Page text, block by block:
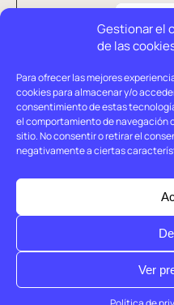
Gestionar el
de las
Para ofrecer las mejores
cookies para almacenar y/o
consentimiento de estas
el comportamiento de navegación
sitio. No consentir o retirar el
negativamente a ciertas
Ver
©
Política
Política